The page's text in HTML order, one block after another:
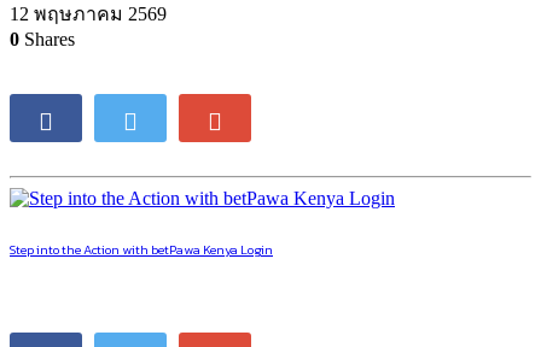
12 พฤษภาคม 2569
0 Shares
Step into the Action with betPawa Kenya Login